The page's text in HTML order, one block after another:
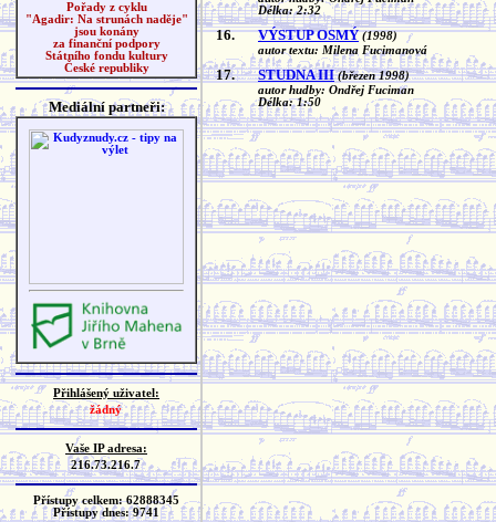
Pořady z cyklu
"Agadir: Na strunách naděje"
jsou konány
za finanční podpory
Státního fondu kultury
České republiky
Mediální partneři:
Přihlášený uživatel:
žádný
Vaše IP adresa:
216.73.216.7
Přístupy celkem: 62888345
Přístupy dnes: 9741
Délka: 2:32
16. VÝSTUP OSMÝ (1998)
autor textu: Milena Fucimanová
17. STUDNA III (březen 1998)
autor hudby: Ondřej Fuciman
Délka: 1:50